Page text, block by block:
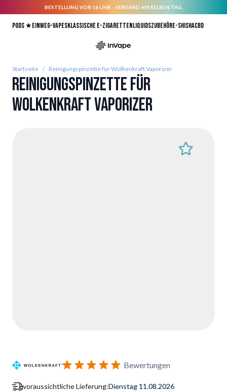
BESTELLUNG VOR 16 UHR - VERSAND AM SELBEN TAG.
Pods ★Einweg-VapesKlassische E-ZigarettenLiquidsZubehörE-ShishaCBD
Startseite / Reinigungspinzette für Wolkenkraft Vaporizer
Reinigungspinzette für
Wolkenkraft Vaporizer
Bewertungen
voraussichtliche Lieferung:Dienstag 11.08.2026